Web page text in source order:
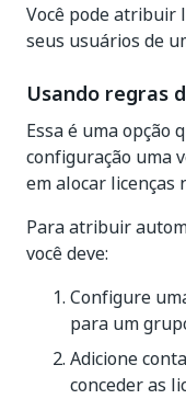
Você pode atribuir
seus usuários de
Usando regras
Essa é uma opção
configuração uma
em alocar licenças
Para atribuir
você deve:
Configure
para um
Adicione
conceder as